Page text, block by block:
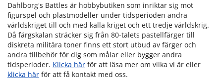
Dahlborg's Battles är hobbybutiken som inriktar sig mot
figurspel och plastmodeller under tidsperioden andra
världskriget till och med kalla kriget och ett tredje världskrig.
Då färgskalan sträcker sig från 80-talets pastellfärger till
diskreta militära toner finns ett stort utbud av färger och
andra tillbehör för dig som målar eller bygger andra
tidsperioder. Klicka här för att läsa mer om vilka vi är eller
klicka här för att få kontakt med oss.